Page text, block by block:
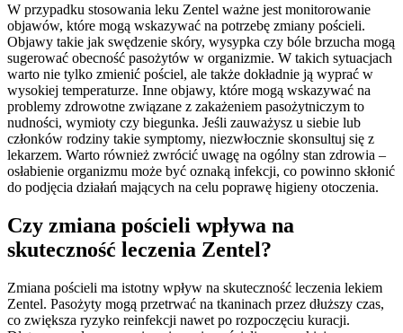
W przypadku stosowania leku Zentel ważne jest monitorowanie
objawów, które mogą wskazywać na potrzebę zmiany pościeli.
Objawy takie jak swędzenie skóry, wysypka czy bóle brzucha mogą
sugerować obecność pasożytów w organizmie. W takich sytuacjach
warto nie tylko zmienić pościel, ale także dokładnie ją wyprać w
wysokiej temperaturze. Inne objawy, które mogą wskazywać na
problemy zdrowotne związane z zakażeniem pasożytniczym to
nudności, wymioty czy biegunka. Jeśli zauważysz u siebie lub
członków rodziny takie symptomy, niezwłocznie skonsultuj się z
lekarzem. Warto również zwrócić uwagę na ogólny stan zdrowia –
osłabienie organizmu może być oznaką infekcji, co powinno skłonić
do podjęcia działań mających na celu poprawę higieny otoczenia.
Czy zmiana pościeli wpływa na
skuteczność leczenia Zentel?
Zmiana pościeli ma istotny wpływ na skuteczność leczenia lekiem
Zentel. Pasożyty mogą przetrwać na tkaninach przez dłuższy czas,
co zwiększa ryzyko reinfekcji nawet po rozpoczęciu kuracji.